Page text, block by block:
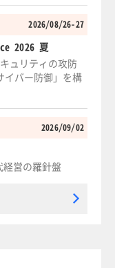
2026/08/26-27
2026 夏
ュリティの攻防
イバー防御」を構
2026/09/02
経営の羅針盤